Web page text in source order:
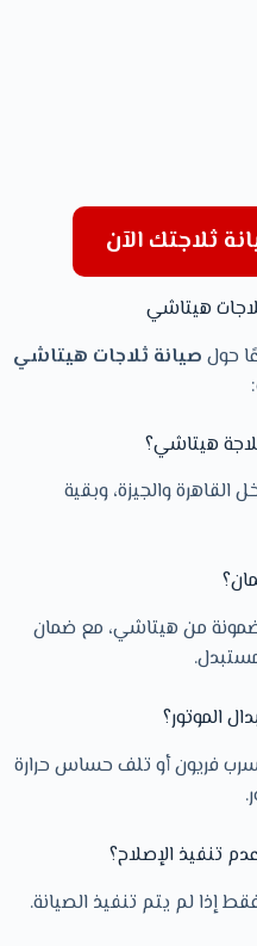
ثلاجتك الآن
حول صيانة ثلاجات هيتاشي
هيتاشي؟
24 ساعة داخل القاهرة والجيزة، وبقية
أصلية 100% ومضمونة من هيتاشي، مع ضمان
الموتور؟
فريون أو تلف حساس حرارة
تنفيذ الإصلاح؟
إذا لم يتم تنفيذ الصيانة.